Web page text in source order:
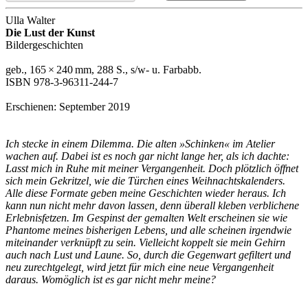
Ulla Walter
Die Lust der Kunst
Bildergeschichten
geb., 165 × 240 mm, 288 S., s/w- u. Farbabb.
ISBN 978-3-96311-244-7
Erschienen: September 2019
Ich stecke in einem Dilemma. Die alten »Schinken« im Atelier
wachen auf. Dabei ist es noch gar nicht lange her, als ich dachte:
Lasst mich in Ruhe mit meiner Vergangenheit. Doch plötzlich öffnet
sich mein Gekritzel, wie die Türchen eines Weihnachtskalenders.
Alle diese Formate geben meine Geschichten wieder heraus. Ich
kann nun nicht mehr davon lassen, denn überall kleben verblichene
Erlebnisfetzen. Im Gespinst der gemalten Welt erscheinen sie wie
Phantome meines bisherigen Lebens, und alle scheinen irgendwie
miteinander verknüpft zu sein. Vielleicht koppelt sie mein Gehirn
auch nach Lust und Laune. So, durch die Gegenwart gefiltert und
neu zurechtgelegt, wird jetzt für mich eine neue Vergangenheit
daraus. Womöglich ist es gar nicht mehr meine?